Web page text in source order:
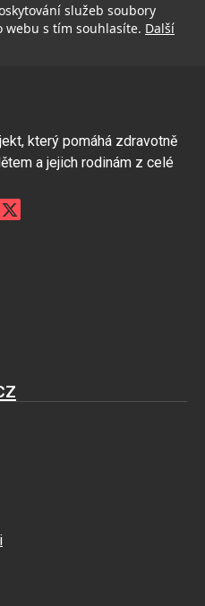
služeb soubory
webu s tím souhlasíte. Další
který pomáhá zdravotně
a jejich rodinám z celé